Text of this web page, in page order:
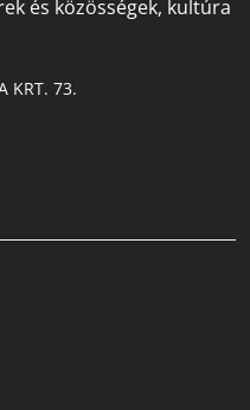
és közösségek, kultúra
KRT. 73.